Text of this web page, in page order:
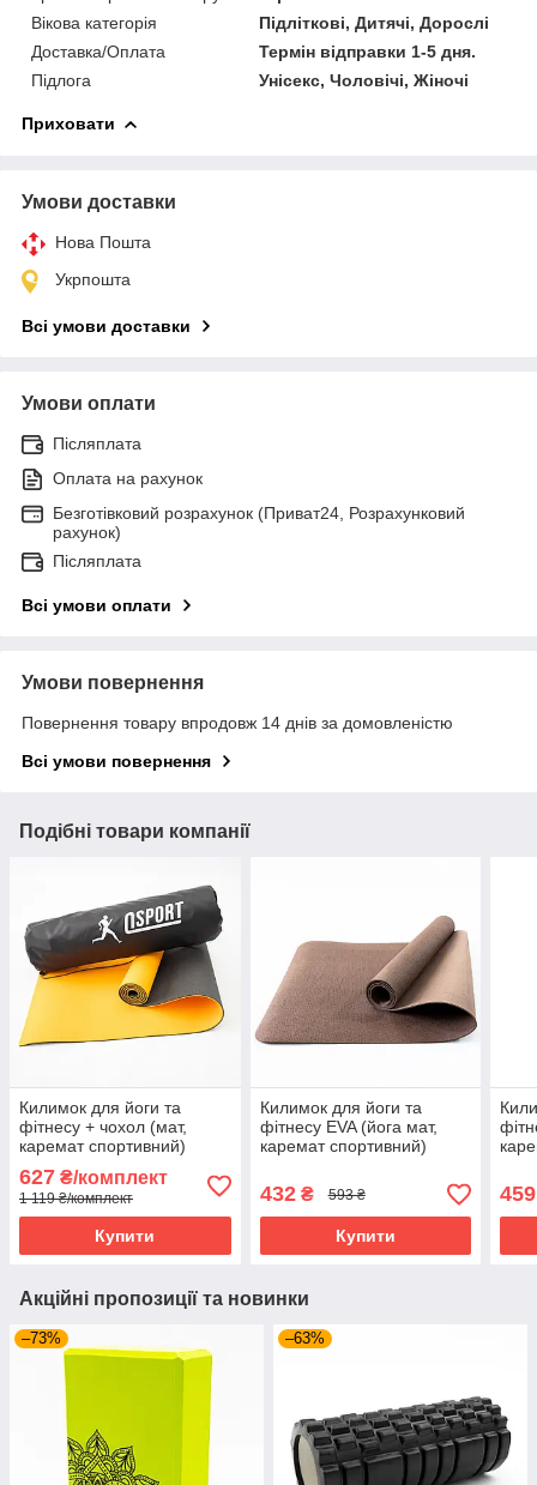
Вікова категорія
Підліткові, Дитячі, Дорослі
Доставка/Оплата
Термін відправки 1-5 дня.
Підлога
Унісекс, Чоловічі, Жіночі
Приховати
Умови доставки
Нова Пошта
Укрпошта
Всі умови доставки
Умови оплати
Післяплата
Оплата на рахунок
Безготівковий розрахунок (Приват24, Розрахунковий
рахунок)
Післяплата
Всі умови оплати
Умови повернення
Повернення товару впродовж 14 днів за домовленістю
Всі умови повернення
Подібні товари компанії
Килимок для йоги та
фітнесу + чохол (мат,
каремат спортивний)
OSPORT Yoga ECO Pro
6мм (n-0007) Оранжево-
чорний
627 ₴/комплект
1 119 ₴/комплект
Купити
Килимок для йоги та
фітнесу EVA (йога мат,
каремат спортивний)
(OF-0088) Коричневий
432₴ 593 ₴
Купити
459
Акційні пропозиції та новинки
–73% –63%